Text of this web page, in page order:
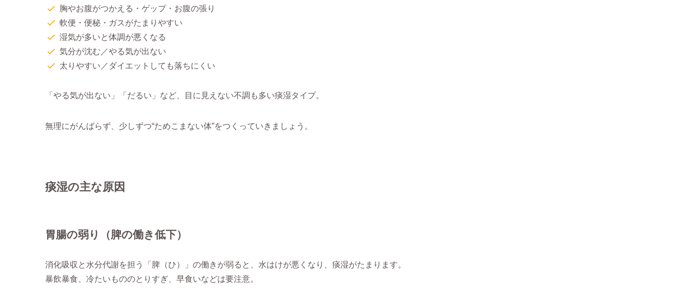
胸やお腹がつかえる・ゲップ・お腹の張り
軟便・便秘・ガスがたまりやすい
湿気が多いと体調が悪くなる
気分が沈む／やる気が出ない
太りやすい／ダイエットしても落ちにくい
「やる気が出ない」「だるい」など、目に見えない不調も多い痰湿タイプ。
無理にがんばらず、少しずつ“ためこまない体”をつくっていきましょう。
痰湿の主な原因
胃腸の弱り（脾の働き低下）
消化吸収と水分代謝を担う「脾（ひ）」の働きが弱ると、水はけが悪くなり、痰湿がたまります。
暴飲暴食、冷たいもののとりすぎ、早食いなどは要注意。